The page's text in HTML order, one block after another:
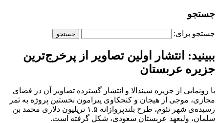
جستجو
جستجو برای:
ببینید: انتشار اولین تصاویر از پرخرج‌‌ترین
جزیره عربستان
با رونمایی از جزیره سیندالا و انتشار گسترده تصاویر آن در فضای
مجازی، موجی از هیجان و کنجکاوی پیرامون نخستین پروژه به ثمر
رسیده‌ی شهر نئوم، طرح بلندپروازانه ۱.۵ تریلیون دلاری محمد بن
سلمان، ولیعهد عربستان سعودی، شکل گرفته است.